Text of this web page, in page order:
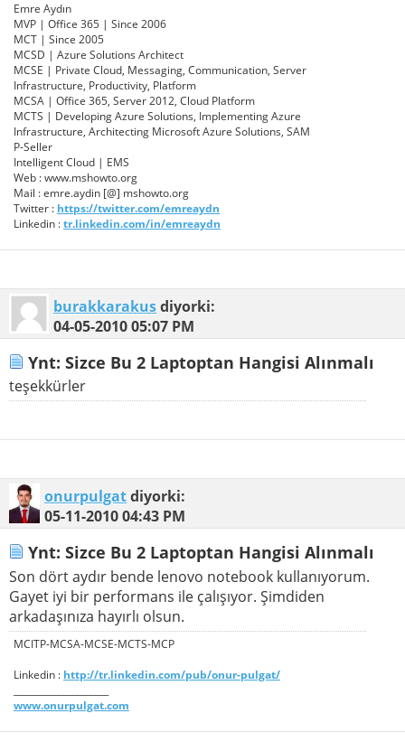
Emre Aydın
MVP | Office 365 | Since 2006
MCT | Since 2005
MCSD | Azure Solutions Architect
MCSE | Private Cloud, Messaging, Communication, Server
Infrastructure, Productivity, Platform
MCSA | Office 365, Server 2012, Cloud Platform
MCTS | Developing Azure Solutions, Implementing Azure
Infrastructure, Architecting Microsoft Azure Solutions, SAM
P-Seller
Intelligent Cloud | EMS
Web : www.mshowto.org
Mail : emre.aydin [@] mshowto.org
Twitter : https://twitter.com/emreaydn
Linkedin :tr.linkedin.com/in/emreaydn
burakkarakusdiyorki:
04-05-201005:07 PM
Ynt: Sizce Bu 2 Laptoptan Hangisi Alınmalı
teşekkürler
onurpulgatdiyorki:
05-11-201004:43 PM
Ynt: Sizce Bu 2 Laptoptan Hangisi Alınmalı
Son dört aydır bende lenovo notebook kullanıyorum.
Gayet iyi bir performans ile çalışıyor. Şimdiden
arkadaşınıza hayırlı olsun.
MCITP-MCSA-MCSE-MCTS-MCP
Linkedin : http://tr.linkedin.com/pub/onur-pulgat/
www.onurpulgat.com